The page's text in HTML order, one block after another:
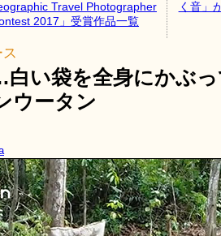
Travel Photographer
2017」受賞作品一覧
く音」
い袋を全身にかぶ
ウータン